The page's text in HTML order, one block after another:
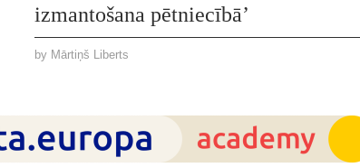
izmantošana pētniecībā’
by Mārtiņš Liberts